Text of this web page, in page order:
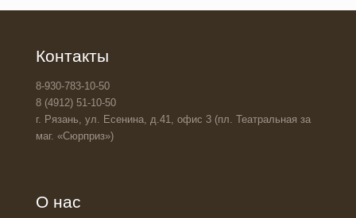
Контакты
8-930-783-10-50
8 (4912) 51-10-50
г. Рязань, ул. Есенина, д.41, офис 3 (пл. Театральная за
маг. «Сюрприз»)
О нас